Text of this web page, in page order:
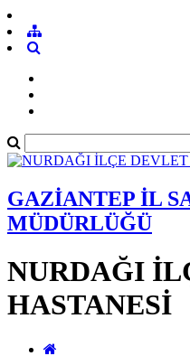
GAZİANTEP İL
MÜDÜRLÜĞÜ
NURDAĞI
HASTANESİ